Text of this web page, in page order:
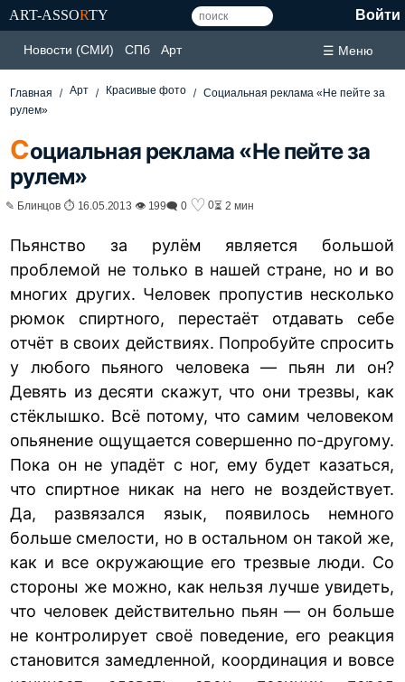
ART-ASSORTY Войти
Новости (СМИ) СПб Арт ☰ Меню
Главная Арт Красивые фото
Социальная реклама «Не пейте за
рулем»
Социальная реклама «Не пейте за
рулем»
✎ Блинцов ⏱ 16.05.2013 👁 199🗨 0 ♡ 0⏳ 2 мин
Пьянство за рулём является большой
проблемой не только в нашей стране, но и во
многих других. Человек пропустив несколько
рюмок спиртного, перестаёт отдавать себе
отчёт в своих действиях. Попробуйте спросить
у любого пьяного человека — пьян ли он?
Девять из десяти скажут, что они трезвы, как
стёклышко. Всё потому, что самим человеком
опьянение ощущается совершенно по-другому.
Пока он не упадёт с ног, ему будет казаться,
что спиртное никак на него не воздействует.
Да, развязался язык, появилось немного
больше смелости, но в остальном он такой же,
как и все окружающие его трезвые люди. Со
стороны же можно, как нельзя лучше увидеть,
что человек действительно пьян — он больше
не контролирует своё поведение, его реакция
становится замедленной, координация и вовсе